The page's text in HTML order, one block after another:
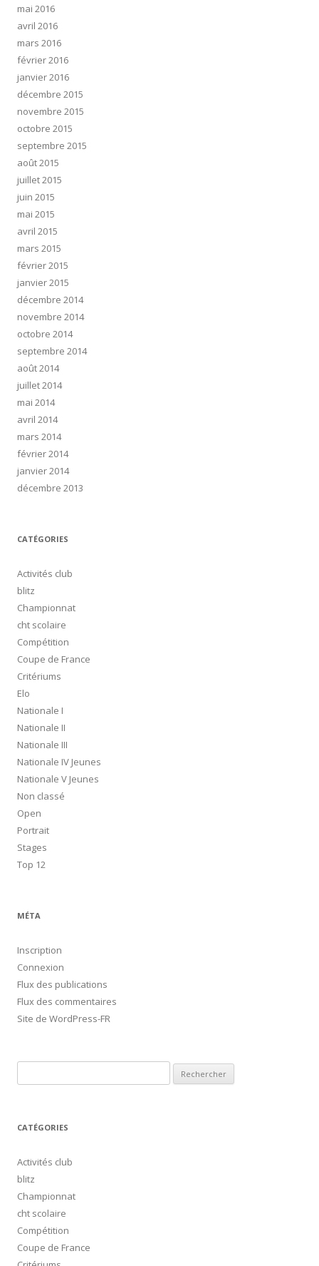
mai 2016
avril 2016
mars 2016
février 2016
janvier 2016
décembre 2015
novembre 2015
octobre 2015
septembre 2015
août 2015
juillet 2015
juin 2015
mai 2015
avril 2015
mars 2015
février 2015
janvier 2015
décembre 2014
novembre 2014
octobre 2014
septembre 2014
août 2014
juillet 2014
mai 2014
avril 2014
mars 2014
février 2014
janvier 2014
décembre 2013
CATÉGORIES
Activités club
blitz
Championnat
cht scolaire
Compétition
Coupe de France
Critériums
Elo
Nationale I
Nationale II
Nationale III
Nationale IV Jeunes
Nationale V Jeunes
Non classé
Open
Portrait
Stages
Top 12
MÉTA
Inscription
Connexion
Flux des publications
Flux des commentaires
Site de WordPress-FR
CATÉGORIES
Activités club
blitz
Championnat
cht scolaire
Compétition
Coupe de France